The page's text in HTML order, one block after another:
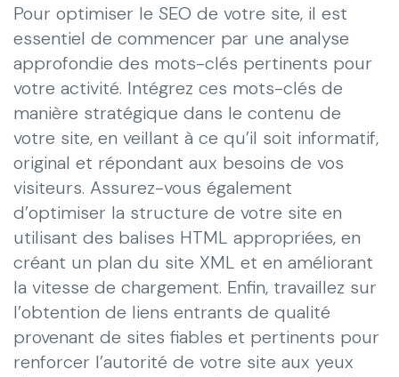
Pour optimiser le SEO de votre site, il est
essentiel de commencer par une analyse
approfondie des mots-clés pertinents pour
votre activité. Intégrez ces mots-clés de
manière stratégique dans le contenu de
votre site, en veillant à ce qu’il soit informatif,
original et répondant aux besoins de vos
visiteurs. Assurez-vous également
d’optimiser la structure de votre site en
utilisant des balises HTML appropriées, en
créant un plan du site XML et en améliorant
la vitesse de chargement. Enfin, travaillez sur
l’obtention de liens entrants de qualité
provenant de sites fiables et pertinents pour
renforcer l’autorité de votre site aux yeux